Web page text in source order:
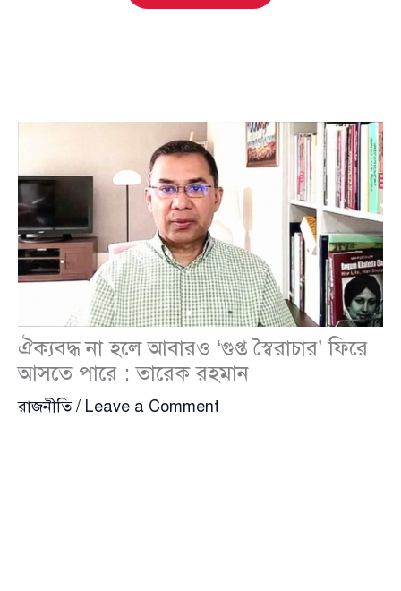
ঐক্যবদ্ধ না হলে আবারও ‘গুপ্ত স্বৈরাচার’ ফিরে
আসতে পারে : তারেক রহমান
রাজনীতি/ Leave a Comment